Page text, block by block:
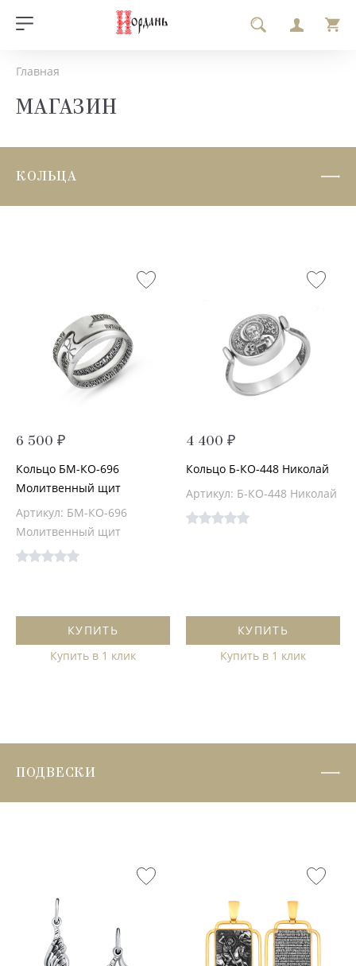
Главная
МАГАЗИН
КОЛЬЦА
6 500 ₽
Кольцо БМ-КО-696
Молитвенный щит
Артикул: БМ-КО-696
Молитвенный щит
КУПИТЬ
Купить в 1 клик
4 400 ₽
Кольцо Б-КО-448 Николай
Артикул: Б-КО-448 Николай
КУПИТЬ
Купить в 1 клик
ПОДВЕСКИ